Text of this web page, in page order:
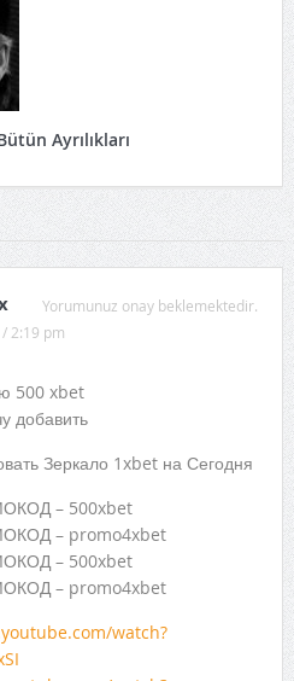
Ayrılıkları
Yorumunuz onay beklemektedir.
2:19 pm
500 xbet
добавить
Зеркало 1xbet на Сегодня
– 500xbet
– promo4xbet
– 500xbet
– promo4xbet
watch?